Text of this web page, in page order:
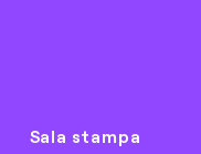
Sala stampa